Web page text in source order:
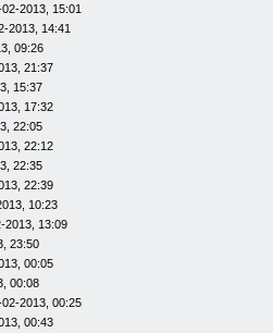
2013, 15:01
2013, 14:41
09:26
21:37
15:37
17:32
22:05
22:12
22:35
22:39
10:23
2013, 13:09
23:50
00:05
00:08
2013, 00:25
00:43